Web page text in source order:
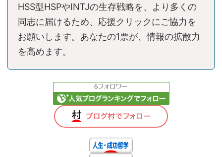
HSS型HSPやINTJの生存戦略を、より多くの
同志に届けるため、応援クリックにご協力を
お願いします。あなたの1票が、情報の拡散力
を高めます。